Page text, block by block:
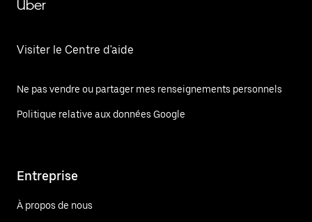
Uber
Visiter le Centre d'aide
Ne pas vendre ou partager mes renseignements personnels
Politique relative aux données Google
Entreprise
À propos de nous